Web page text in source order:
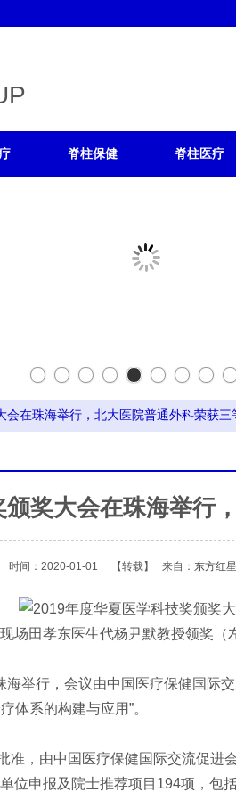
脊柱保健 脊柱医疗
会在珠海举行，北大医院普通外科荣获三
颁奖大会在珠海举行
时间：2020-01-01 【转载】 来自： 东方红星
场田孝东医生代杨尹默教授领奖（
举行，会议由中国医疗保健国际
体系的构建与应用”。
，由中国医疗保健国际交流促进
位申报及院士推荐项目194项，包